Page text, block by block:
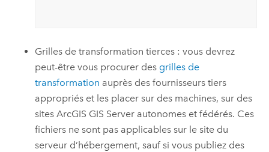
Grilles de transformation tierces : vous devrez
peut-être vous procurer des grilles de
transformation auprès des fournisseurs tiers
appropriés et les placer sur des machines, sur des
sitesArcGIS GIS Server autonomes et fédérés. Ces
fichiers ne sont pas applicables sur le site du
serveur d’hébergement, sauf si vous publiez des